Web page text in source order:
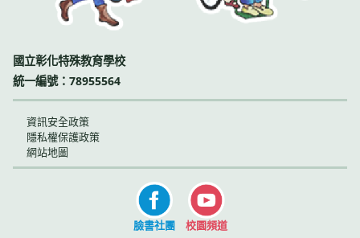
國立彰化特殊教育學校
統一編號：78955564
資訊安全政策
隱私權保護政策
網站地圖
臉書社團 校園頻道